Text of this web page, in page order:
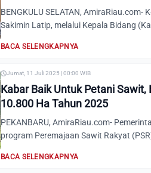
BENGKULU SELATAN, AmiraRiau.com-
Sakimin Latip, melalui Kepala Bidang
BACA SELENGKAPNYA
Jumat, 11 Juli 2025 | 00:00 WIB
Kabar Baik Untuk Petani
10.800 Ha Tahun 2025
PEKANBARU, AmiraRiau.com-
program Peremajaan Sawit Rakyat
BACA SELENGKAPNYA